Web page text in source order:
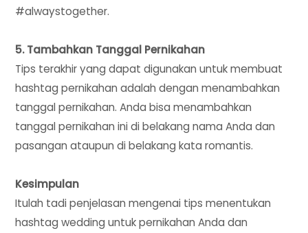
#alwaystogether.
5. Tambahkan Tanggal Pernikahan
Tips terakhir yang dapat digunakan untuk membuat
hashtag pernikahan adalah dengan menambahkan
tanggal pernikahan. Anda bisa menambahkan
tanggal pernikahan ini di belakang nama Anda dan
pasangan ataupun di belakang kata romantis.
Kesimpulan
Itulah tadi penjelasan mengenai tips menentukan
hashtag wedding untuk pernikahan Anda dan